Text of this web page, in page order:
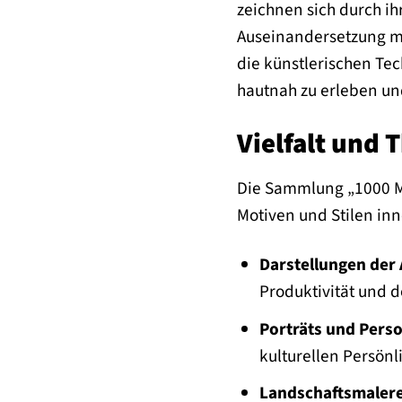
zeichnen sich durch
Auseinandersetzung
die künstlerischen
hautnah zu erleben
Vielfalt und
Die Sammlung
Motiven und Stilen
Darstellungen der
Produktivität und
Porträts und
kulturellen